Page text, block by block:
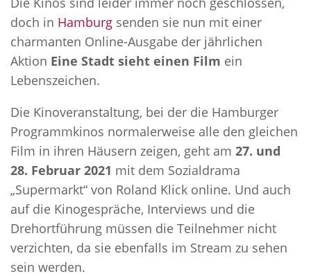
doch in Hamburg senden sie nun mit einer
charmanten Online-Ausgabe der jährlichen
Aktion Eine Stadt sieht einen Film ein
Lebenszeichen.
Die Kinoveranstaltung, bei der die Hamburger
Programmkinos normalerweise alle den gleichen
Film in ihren Häusern zeigen, geht am 27. und
28. Februar 2021 mit dem Sozialdrama
„Supermarkt“ von Roland Klick online. Und auch
auf die Kinogespräche, Interviews und die
Drehortführung müssen die Teilnehmer nicht
verzichten, da sie ebenfalls im Stream zu sehen
sein werden.